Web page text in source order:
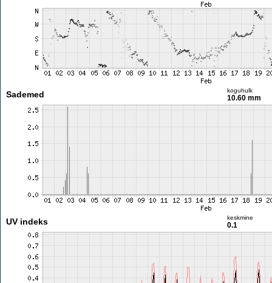
Sademed koguhulk
10.60 mm
UV indeks keskmine
0.1